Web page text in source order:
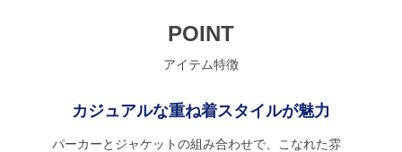
POINT
アイテム特徴
カジュアルな重ね着スタイルが魅力
パーカーとジャケットの組み合わせで、こなれた雰